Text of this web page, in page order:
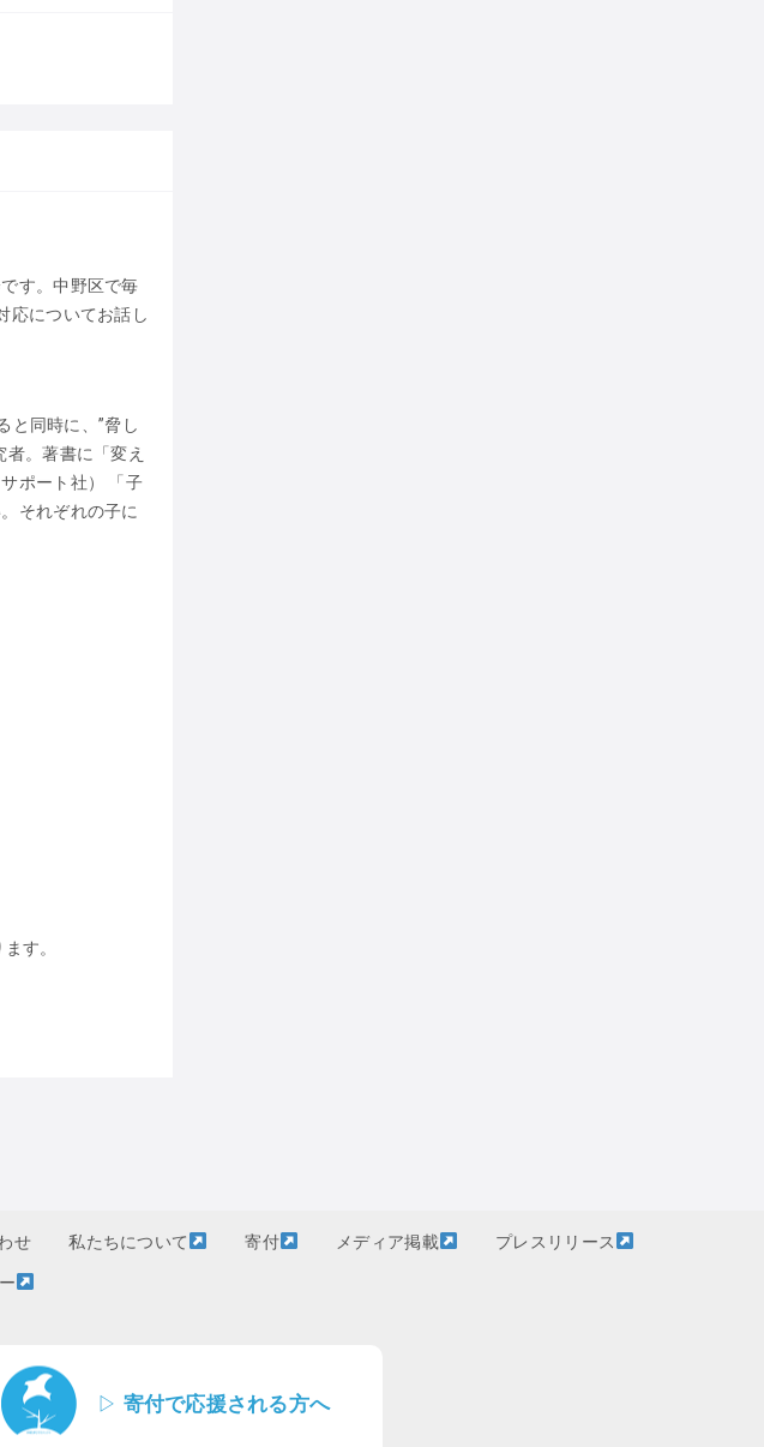
す。中野区で毎
応についてお話し
と同時に、”脅し
。著書に「変え
ポート社） 「子
それぞれの子に
す。
せ 私たちについて 寄付 メディア掲載 プレスリリース
▷ 寄付で応援される方へ